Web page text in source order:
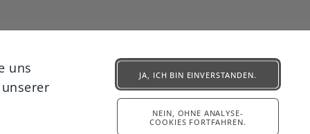
uns
JA, ICH BIN EINVERSTANDEN.
NEIN, OHNE ANALYSE-
COOKIES FORTFAHREN.